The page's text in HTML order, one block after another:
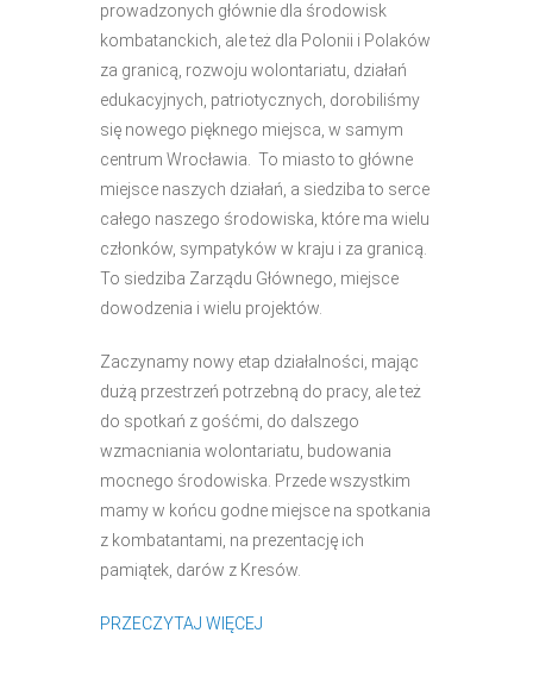
prowadzonych głównie dla środowisk
kombatanckich, ale też dla Polonii i Polaków
za granicą, rozwoju wolontariatu, działań
edukacyjnych, patriotycznych, dorobiliśmy
się nowego pięknego miejsca, w samym
centrum Wrocławia. To miasto to główne
miejsce naszych działań, a siedziba to serce
całego naszego środowiska, które ma wielu
członków, sympatyków w kraju i za granicą.
To siedziba Zarządu Głównego, miejsce
dowodzenia i wielu projektów.
Zaczynamy nowy etap działalności, mając
dużą przestrzeń potrzebną do pracy, ale też
do spotkań z gośćmi, do dalszego
wzmacniania wolontariatu, budowania
mocnego środowiska. Przede wszystkim
mamy w końcu godne miejsce na spotkania
z kombatantami, na prezentację ich
pamiątek, darów z Kresów.
PRZECZYTAJ WIĘCEJ